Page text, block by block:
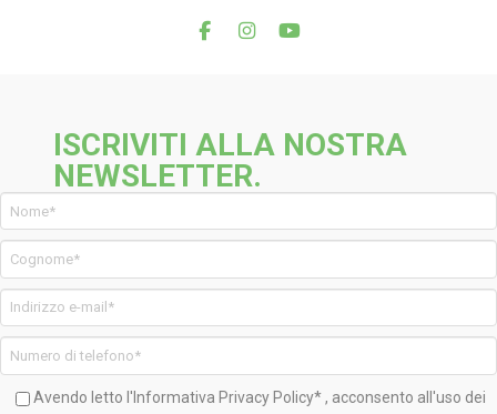
ISCRIVITI ALLA NOSTRA
NEWSLETTER.
Avendo letto l'Informativa Privacy Policy*, acconsento all'uso dei